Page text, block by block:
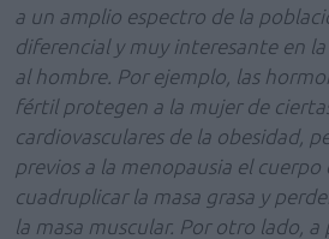
a un amplio espectro de la
diferencial y muy interesante en
al hombre. Por ejemplo, las
fértil protegen a la mujer de
cardiovasculares de la obesidad,
previos a la menopausia el
cuadruplicar la masa grasa y
la masa muscular. Por otro lado, a